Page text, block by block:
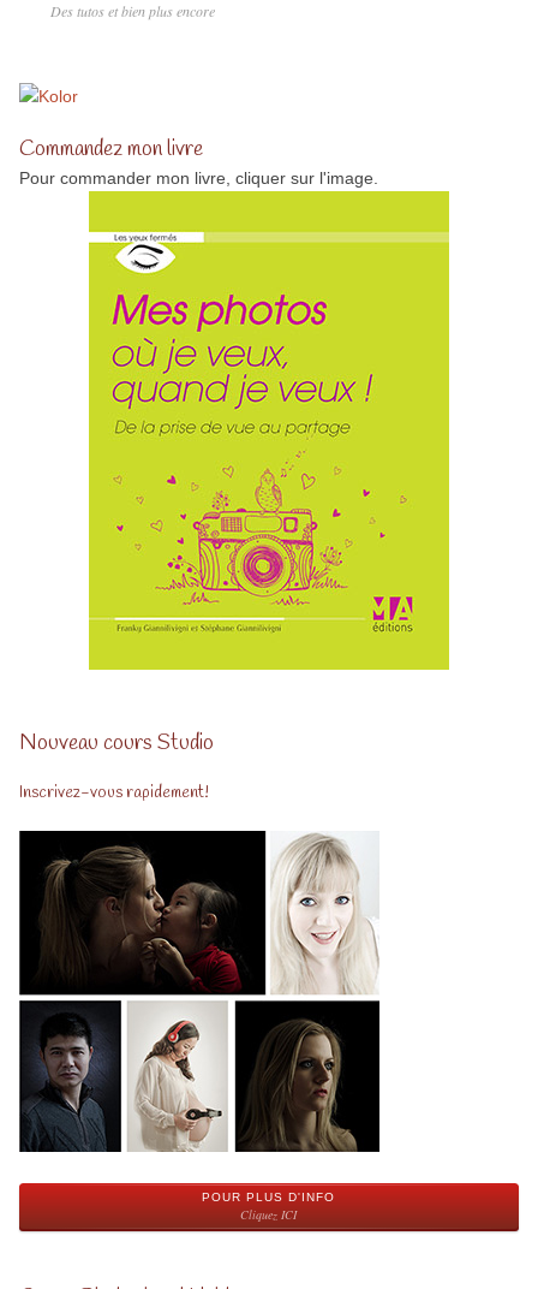
Des tutos et bien plus encore
Commandez mon livre
Pour commander mon livre, cliquer sur l'image.
Nouveau cours Studio
Inscrivez-vous rapidement!
POUR PLUS D'INFO
Cliquez ICI